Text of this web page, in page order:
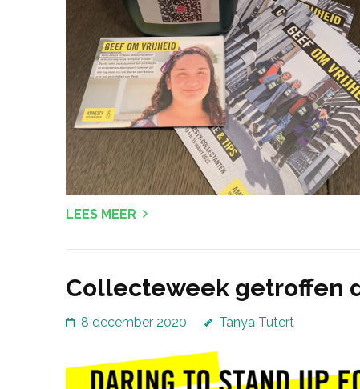
LEES MEER
Collecteweek getroffen
8 december 2020 Tanya Tutert